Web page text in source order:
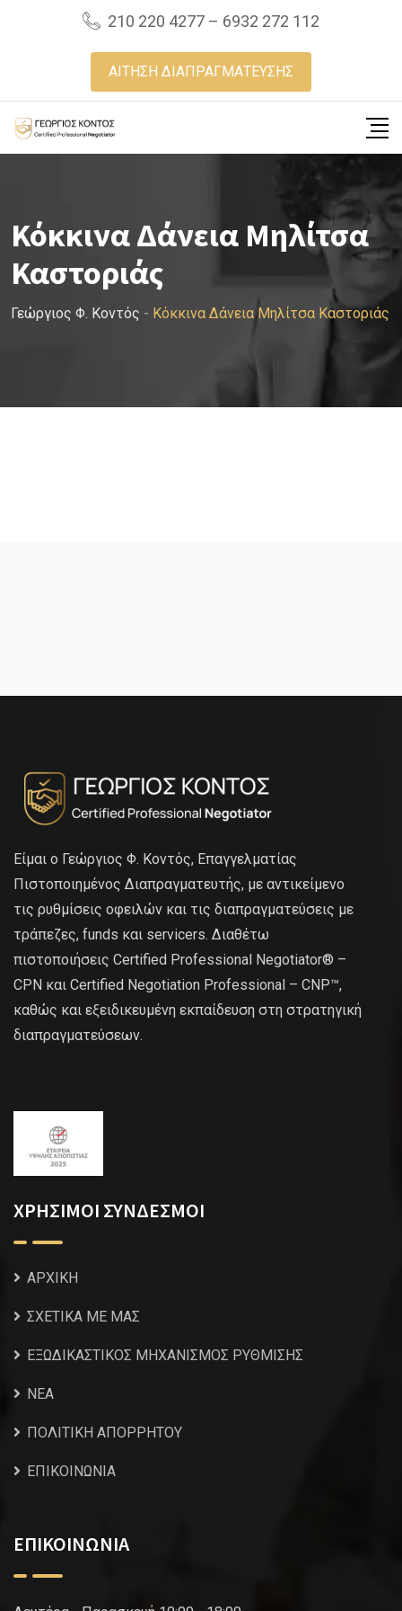
210 220 4277 – 6932 272 112
ΑΙΤΗΣΗ ΔΙΑΠΡΑΓΜΑΤΕΥΣΗΣ
Κόκκινα Δάνεια Μηλίτσα
Καστοριάς
Γεώργιος Φ. Κοντός - Κόκκινα Δάνεια Μηλίτσα Καστοριάς
Είμαι ο Γεώργιος Φ. Κοντός, Επαγγελματίας
Πιστοποιημένος Διαπραγματευτής, με αντικείμενο
τις ρυθμίσεις οφειλών και τις διαπραγματεύσεις με
τράπεζες, funds και servicers. Διαθέτω
πιστοποιήσεις Certified Professional Negotiator® –
CPN και Certified Negotiation Professional – CNP™,
καθώς και εξειδικευμένη εκπαίδευση στη στρατηγική
διαπραγματεύσεων.
ΧΡΗΣΙΜΟΙ ΣΥΝΔΕΣΜΟΙ
ΑΡΧΙΚΗ
ΣΧΕΤΙΚΑ ΜΕ ΜΑΣ
ΕΞΩΔΙΚΑΣΤΙΚΟΣ ΜΗΧΑΝΙΣΜΟΣ ΡΥΘΜΙΣΗΣ
NEA
ΠΟΛΙΤΙΚΗ ΑΠΟΡΡΗΤΟΥ
ΕΠΙΚΟΙΝΩΝΙΑ
ΕΠΙΚΟΙΝΩΝΙΑ